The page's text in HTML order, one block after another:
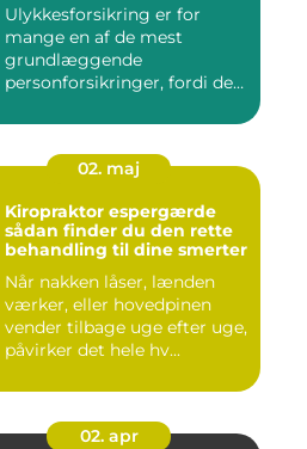
Ulykkesforsikring er for
mange en af de mest
grundlæggende
personforsikringer, fordi den
02. maj
Kiropraktor espergærde
sådan finder du den rette
behandling til dine smerter
Når nakken låser, lænden
værker, eller hovedpinen
vender tilbage uge efter uge,
påvirker det hele hv...
02. apr